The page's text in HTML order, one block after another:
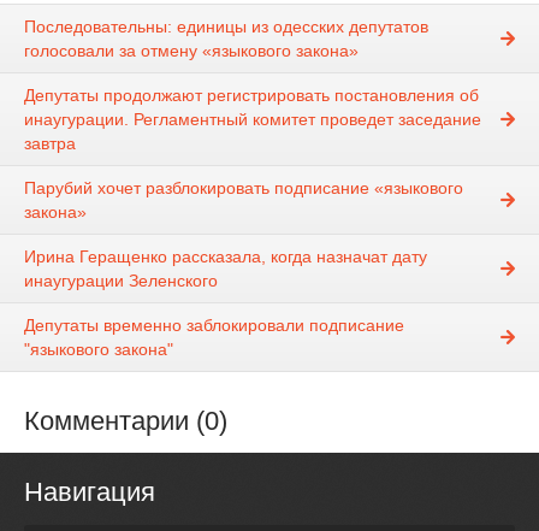
Последовательны: единицы из одесских депутатов
голосовали за отмену «языкового закона»
Депутаты продолжают регистрировать постановления об
инаугурации. Регламентный комитет проведет заседание
завтра
Парубий хочет разблокировать подписание «языкового
закона»
Ирина Геращенко рассказала, когда назначат дату
инаугурации Зеленского
Депутаты временно заблокировали подписание
"языкового закона"
Комментарии (0)
Навигация